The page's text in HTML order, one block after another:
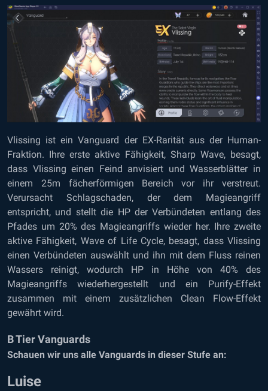
Vlissing ist ein Vanguard der EX-Rarität aus der Human-
Fraktion. Ihre erste aktive Fähigkeit, Sharp Wave, besagt,
dass Vlissing einen Feind anvisiert und Wasserblätter in
einem 25m fächerförmigen Bereich vor ihr verstreut.
Verursacht Schlagschaden, der dem Magieangriff
entspricht, und stellt die HP der Verbündeten entlang des
Pfades um 20% des Magieangriffs wieder her. Ihre zweite
aktive Fähigkeit, Wave of Life Cycle, besagt, dass Vlissing
einen Verbündeten auswählt und ihn mit dem Fluss reinen
Wassers reinigt, wodurch HP in Höhe von 40% des
Magieangriffs wiederhergestellt und ein Purify-Effekt
zusammen mit einem zusätzlichen Clean Flow-Effekt
gewährt wird.
B Tier Vanguards
Schauen wir uns alle Vanguards in dieser Stufe an:
Luise